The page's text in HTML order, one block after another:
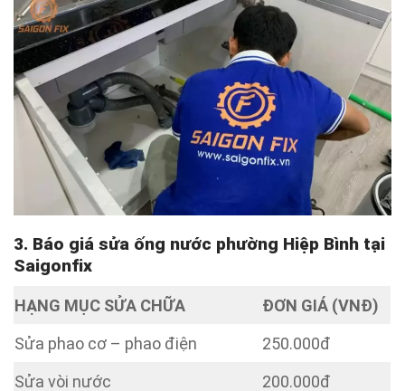
3. Báo giá sửa ống nước phường Hiệp Bình tại
Saigonfix
HẠNG MỤC SỬA CHỮA
ĐƠN GIÁ (VNĐ)
Sửa phao cơ – phao điện
250.000đ
Sửa vòi nước
200.000đ